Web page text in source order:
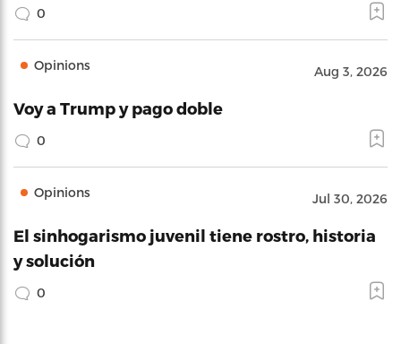
0
Opinions Aug 3, 2026
Voy a Trump y pago doble
0
Opinions Jul 30, 2026
El sinhogarismo juvenil tiene rostro, historia
y solución
0